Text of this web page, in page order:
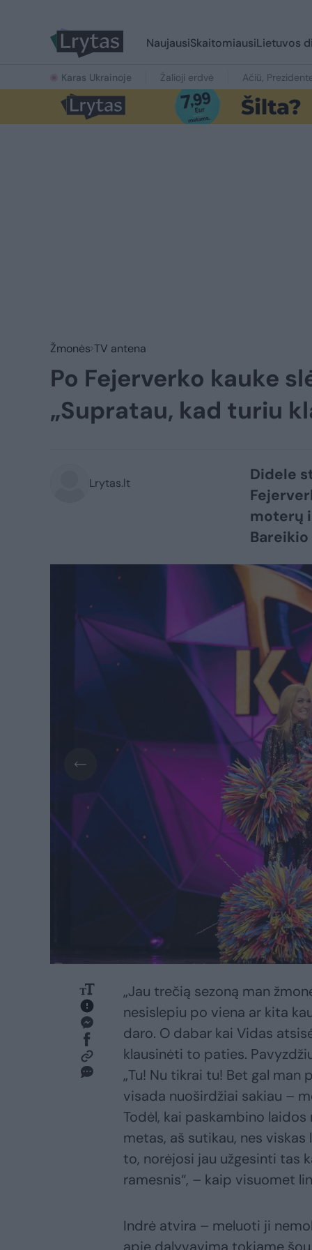
NaujausiSkaitomiausiLietuvos
Karas Ukrainoje Žalioji erdvė Ačiū,
Žmonės TV antena
Po Fejerverko kauke
„Supratau, kad turiu
Lrytas.lt
Didele
moterų
„Jau trečią sezoną man
nesislepiu po viena ar kita
daro. O dabar kai Vidas
klausinėti to paties.
„Tu! Nu tikrai tu! Bet gal man
visada nuoširdžiai sakiau –
Todėl, kai paskambino
metas, aš sutikau, nes
to, norėjosi jau užgesinti tas
ramesnis“, – kaip visuomet
Indrė atvira – meluoti ji